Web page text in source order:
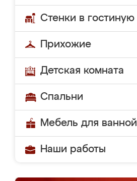
Стенки в гостиную
Прихожие
Детская комната
Спальни
Мебель для ванной
Наши работы